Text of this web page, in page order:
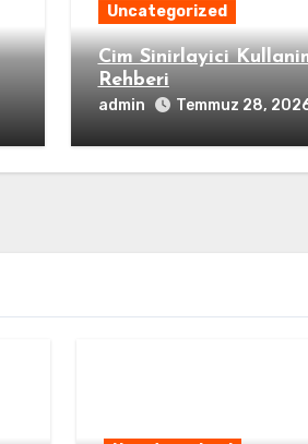
Uncategorized
Cim Sinirlayici
Rehberi
admin Temmuz 28,